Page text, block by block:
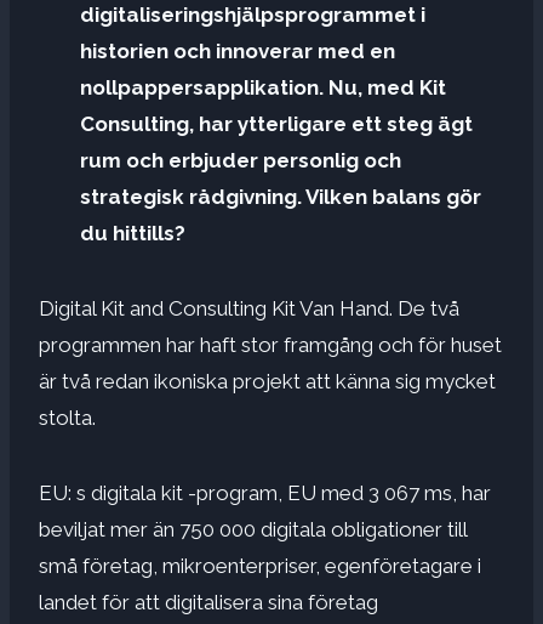
digitaliseringshjälpsprogrammet i
historien och innoverar med en
nollpappersapplikation. Nu, med Kit
Consulting, har ytterligare ett steg ägt
rum och erbjuder personlig och
strategisk rådgivning. Vilken balans gör
du hittills?
Digital Kit and Consulting Kit Van Hand. De två
programmen har haft stor framgång och för huset
är två redan ikoniska projekt att känna sig mycket
stolta.
EU: s digitala kit -program, EU med 3 067 ms, har
beviljat mer än 750 000 digitala obligationer till
små företag, mikroenterpriser, egenföretagare i
landet för att digitalisera sina företag